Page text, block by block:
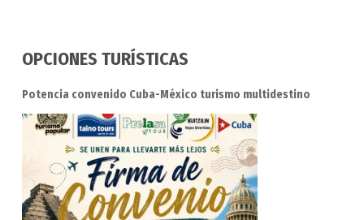
OPCIONES TURÍSTICAS
Potencia convenido Cuba-México turismo multidestino